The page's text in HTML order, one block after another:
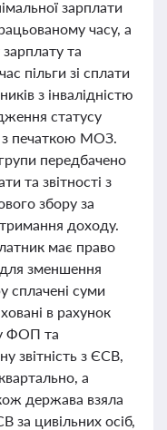
зарплати
часу, а
та
пільги зі сплати
з інвалідністю
статусу
з печаткою МОЗ.
передбачено
та звітності з
збору за
доходу.
має право
зменшення
сплачені суми
в рахунок
ФОП та
звітність з ЄСВ,
а
держава взяла
за цивільних осіб,